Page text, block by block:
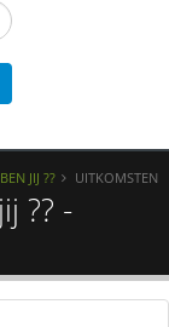
JIJ ?? UITKOMSTEN
?? -